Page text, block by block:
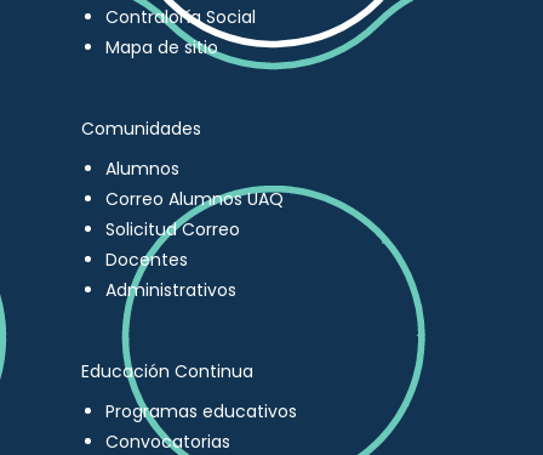
Contraloría Social
Mapa de sitio
Comunidades
Alumnos
Correo Alumnos UAQ
Solicitud Correo
Docentes
Administrativos
Educación Continua
Programas educativos
Convocatorias